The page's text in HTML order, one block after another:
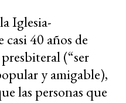
Iglesia-
40 años de
(“ser
y amigable),
las personas que